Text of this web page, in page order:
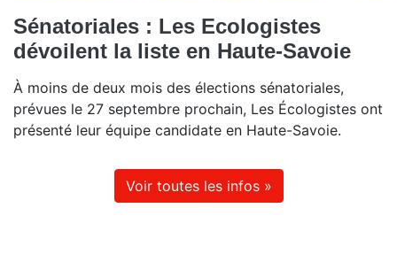
Sénatoriales : Les Ecologistes
dévoilent la liste en Haute-Savoie
À moins de deux mois des élections sénatoriales,
prévues le 27 septembre prochain, Les Écologistes ont
présenté leur équipe candidate en Haute-Savoie.
Voir toutes les infos »